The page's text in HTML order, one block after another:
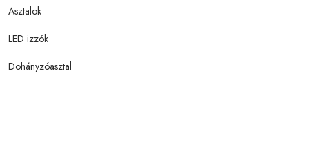
Asztalok
LED izzók
Dohányzóasztal